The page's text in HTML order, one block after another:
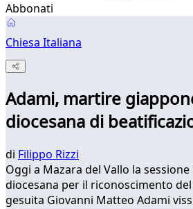
Abbonati
Chiesa Italiana
Adami, martire
diocesana di
di Filippo Rizzi
Oggi a Mazara del Vallo la
diocesana per il riconoscimento
gesuita Giovanni Matteo Adami